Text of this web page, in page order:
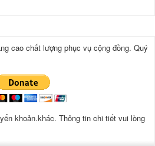
cao chất lượng phục vụ cộng đồng. Quý
khoản.khác. Thông tin chi tiết vui lòng